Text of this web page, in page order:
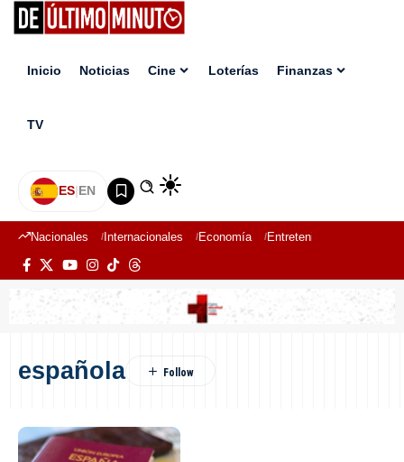
Inicio Noticias Cine Loterías Finanzas
TV
ES|EN
Nacionales Internacionales Economía Entretenimiento
española